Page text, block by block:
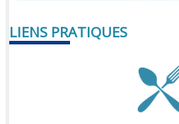
LIENS PRATIQUES